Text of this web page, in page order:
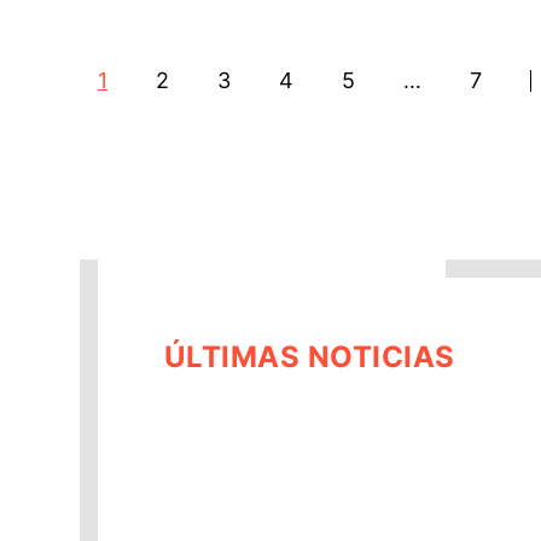
1 2 3 4 5 … 7
ÚLTIMAS NOTICIAS